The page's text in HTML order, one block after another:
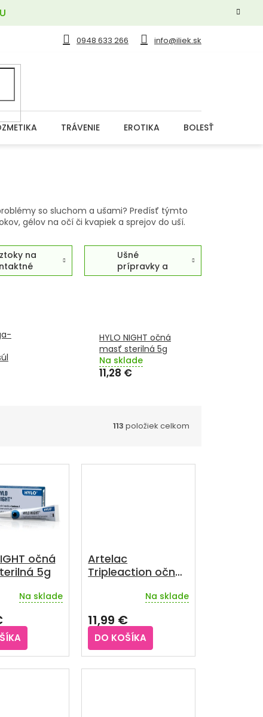
0948 633 266 info@iliek.sk
TRÁVENIE EROTIKA BOLESŤ
so sluchom a ušami? Predísť týmto
gélov na očí či kvapiek a sprejov do uší.
na
Ušné
prípravky a
chrániče
HYLO NIGHT očná
masť sterilná 5g
Na sklade
11,28 €
113 položiek celkom
očná
5g
Na sklade
Artelac
Tripleaction očné
produktu
je
3,5
z
5
Na sklade
11,99 €
DO KOŠÍKA